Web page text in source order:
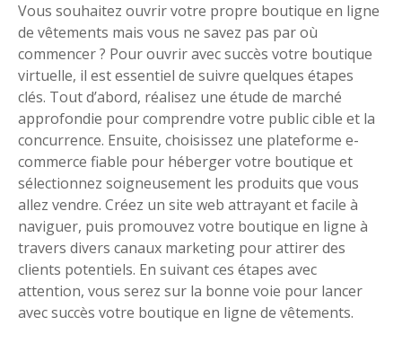
Vous souhaitez ouvrir votre propre boutique en ligne
de vêtements mais vous ne savez pas par où
commencer ? Pour ouvrir avec succès votre boutique
virtuelle, il est essentiel de suivre quelques étapes
clés. Tout d’abord, réalisez une étude de marché
approfondie pour comprendre votre public cible et la
concurrence. Ensuite, choisissez une plateforme e-
commerce fiable pour héberger votre boutique et
sélectionnez soigneusement les produits que vous
allez vendre. Créez un site web attrayant et facile à
naviguer, puis promouvez votre boutique en ligne à
travers divers canaux marketing pour attirer des
clients potentiels. En suivant ces étapes avec
attention, vous serez sur la bonne voie pour lancer
avec succès votre boutique en ligne de vêtements.